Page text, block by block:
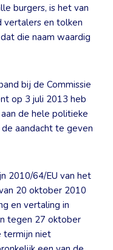
burgers, is het van
vertalers en tolken
die naam waardig
bij de Commissie
op 3 juli 2013 heb
de hele politieke
aandacht te geven
2010/64/EU van het
20 oktober 2010
en vertaling in
tegen 27 oktober
termijn niet